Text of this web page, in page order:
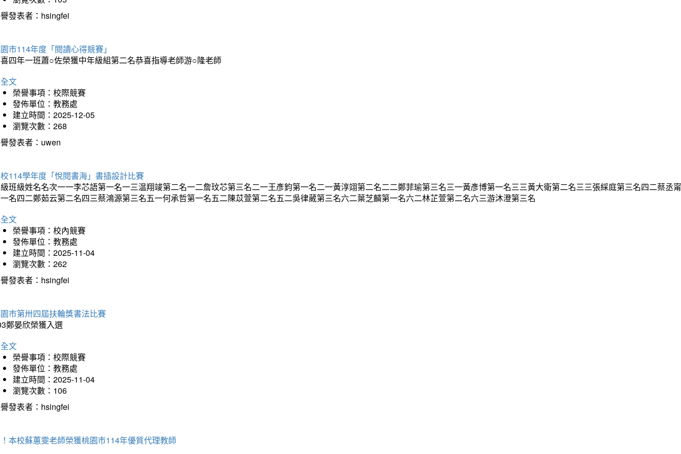
發表者：hsingfei
市114年度「閱讀心得競賽」
四年一班蕭○佐榮獲中年級組第二名恭喜指導老師游○隆老師
文
榮譽事項：校際競賽
發佈單位：教務處
建立時間：2025-12-05
瀏覽次數：268
發表者：uwen
114學年度「悅閱書海」書插設計比賽
班級姓名名次一一李芯語第一名一三温翔竣第二名一二詹玟芯第三名二一王彥鈞第一名二一黃淳翊第二名二二鄭菲瑜第三名三一黃彥博第一名三三黃大衛第二名三三張綵庭第三名四二蔡丞甯
名四二鄭茹云第二名四三蔡鴻源第三名五一何承哲第一名五二陳苡萱第二名五二吳律葳第三名六二葉芝麟第一名六二林芷萱第二名六三游沐澄第三名
文
榮譽事項：校內競賽
發佈單位：教務處
建立時間：2025-11-04
瀏覽次數：262
發表者：hsingfei
市第卅四屆扶輪獎書法比賽
鄭晏欣榮獲入選
文
榮譽事項：校際競賽
發佈單位：教務處
建立時間：2025-11-04
瀏覽次數：106
發表者：hsingfei
本校蘇蕙雯老師榮獲桃園市114年優質代理教師